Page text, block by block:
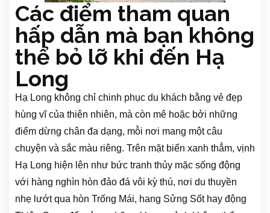
Các điểm tham quan
hấp dẫn mà bạn không
thể bỏ lỡ khi đến Hạ
Long
Hạ Long không chỉ chinh phục du khách bằng vẻ đẹp
hùng vĩ của thiên nhiên, mà còn mê hoặc bởi những
điểm dừng chân đa dạng, mỗi nơi mang một câu
chuyện và sắc màu riêng. Trên mặt biển xanh thẳm, vịnh
Hạ Long hiện lên như bức tranh thủy mặc sống động
với hàng nghìn hòn đảo đá vôi kỳ thú, nơi du thuyền
nhẹ lướt qua hòn Trống Mái, hang Sửng Sốt hay động